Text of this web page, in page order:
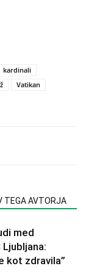
kardinali
Vatikan
TEGA AVTORJA
med
kot zdravila”